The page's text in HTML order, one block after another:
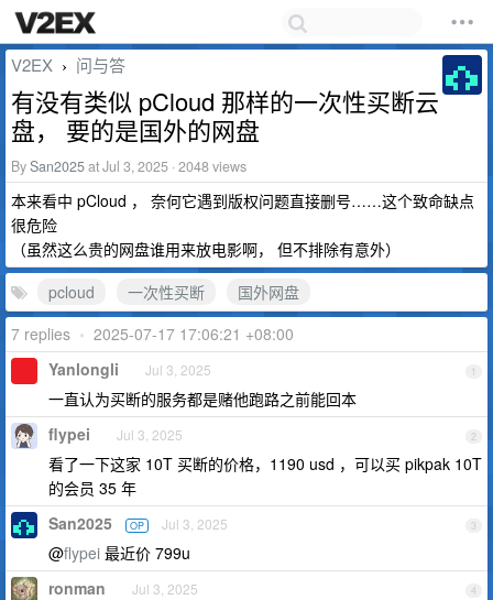
V2EX › 问与答
有没有类似 pCloud 那样的一次性买断云
盘， 要的是国外的网盘
BySan2025at Jul 3, 2025 · 2048 views
本来看中 pCloud ， 奈何它遇到版权问题直接删号……这个致命缺点
很危险
（虽然这么贵的网盘谁用来放电影啊， 但不排除有意外）
pcloud
一次性买断
国外网盘
7 replies • 2025-07-17 17:06:21 +08:00
1
Yanlongli Jul 3, 2025
一直认为买断的服务都是赌他跑路之前能回本
2
flypei Jul 3, 2025
看了一下这家 10T 买断的价格，1190 usd ，可以买 pikpak 10T
的会员 35 年
3
San2025 OP Jul 3, 2025
@flypei 最近价 799u
4
ronman Jul 3, 2025